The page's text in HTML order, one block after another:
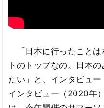
「日本に行ったことは
トのトップなの。日本
たい」と、インタビュー
インタビュー（2020年